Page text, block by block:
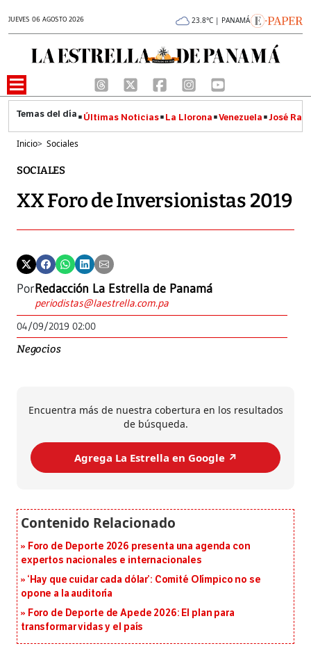
JUEVES 06 AGOSTO 2026 23.8°C | PANAMÁ
Últimas Noticias La Llorona Venezuela José
Inicio> Sociales
SOCIALES
XX Foro de Inversionistas 2019
PorRedacción La Estrella de Panamá
periodistas@laestrella.com.pa
04/09/2019 02:00
Negocios
Encuentra más de nuestra cobertura en los resultados
de búsqueda.
Agrega La Estrella en Google ↗️
Foro de Deporte 2026 presenta una agenda con
expertos nacionales e internacionales
‘Hay que cuidar cada dólar’: Comité Olímpico no se
opone a la auditoría
Foro de Deporte de Apede 2026: El plan para
transformar vidas y el país